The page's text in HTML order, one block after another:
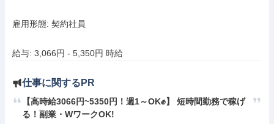
雇用形態: 契約社員
給与: 3,066円 - 5,350円 時給
仕事に関するPR
【高時給3066円~5350円！週1～OK✊】 短時間勤務で稼げ
る！副業・WワークOK!